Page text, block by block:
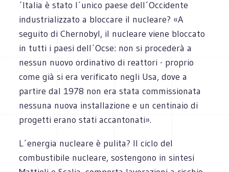
´Italia è stato l´unico paese dell´Occidente
industrializzato a bloccare il nucleare? «A
seguito di Chernobyl, il nucleare viene bloccato
in tutti i paesi dell´Ocse: non si procederà a
nessun nuovo ordinativo di reattori - proprio
come già si era verificato negli Usa, dove a
partire dal 1978 non era stata commissionata
nessuna nuova installazione e un centinaio di
progetti erano stati accantonati».
L´energia nucleare è pulita? Il ciclo del
combustibile nucleare, sostengono in sintesi